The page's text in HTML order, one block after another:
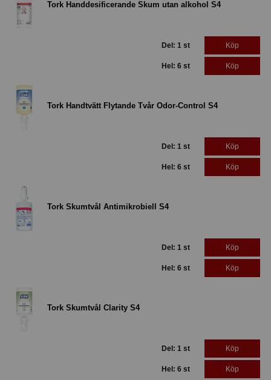
Tork Handdesificerande Skum utan alkohol S4
Del: 1 st Köp
Hel: 6 st Köp
Tork Handtvätt Flytande Tvår Odor-Control S4
Del: 1 st Köp
Hel: 6 st Köp
Tork Skumtvål Antimikrobiell S4
Del: 1 st Köp
Hel: 6 st Köp
Tork Skumtvål Clarity S4
Del: 1 st Köp
Hel: 6 st Köp